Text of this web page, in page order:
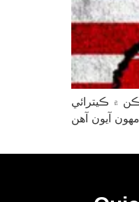
فوجين سميت مختلف ملڪن ۾ ڪيترائي